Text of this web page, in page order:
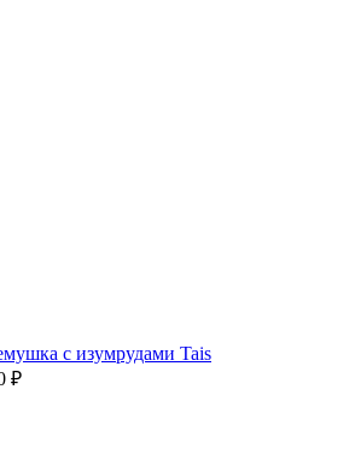
с изумрудами Tais
₽